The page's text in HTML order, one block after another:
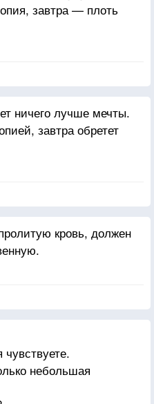
завтра — плоть
ничего лучше мечты.
завтра обретет
кровь, должен
небольшая